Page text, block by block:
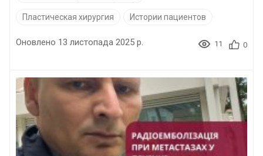
Пластическая хирургия Истории пациентов
Оновлено 13 листопада 2025 р. 11 0